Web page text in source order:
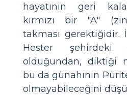
hayatının geri
kırmızı bir "A"
takması gerektiğidir.
Hester
olduğundan, diktiği
bu da günahının
olmayabileceğini